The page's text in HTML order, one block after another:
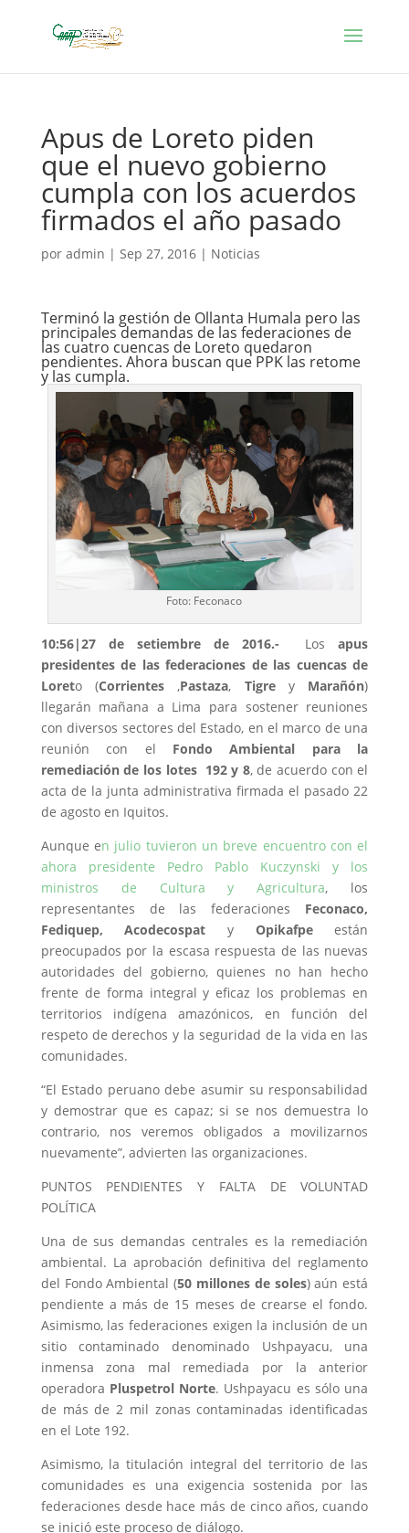
Apus de Loreto piden
que el nuevo gobierno
cumpla con los acuerdos
firmados el año pasado
por admin | Sep 27, 2016| Noticias
Terminó la gestión de Ollanta Humala pero las
principales demandas de las federaciones de
las cuatro cuencas de Loreto quedaron
pendientes. Ahora buscan que PPK las retome
y las cumpla.
Foto: Feconaco
10:56|27 de setiembre de 2016.- Losapus
presidentes de las federaciones de las cuencas de
Loreto (Corrientes ,Pastaza, Tigrey Marañón)
llegarán mañana a Lima para sostener reuniones
con diversos sectores del Estado, en el marco de una
reunión con el Fondo Ambiental para la
remediación de los lotes 192 y 8, de acuerdo con el
acta de la junta administrativa firmada el pasado 22
de agosto en Iquitos.
Aunque en julio tuvieron un breve encuentro con el
ahora presidente Pedro Pablo Kuczynski y los
ministros de Cultura y Agricultura, los
representantes de las federaciones Feconaco,
Fediquep, Acodecospat y Opikafpeestán
preocupados por la escasa respuesta de las nuevas
autoridades del gobierno, quienes no han hecho
frente de forma integral y eficaz los problemas en
territorios indígena amazónicos, en función del
respeto de derechos y la seguridad de la vida en las
comunidades.
“El Estado peruano debe asumir su responsabilidad
y demostrar que es capaz; si se nos demuestra lo
contrario, nos veremos obligados a movilizarnos
nuevamente”, advierten las organizaciones.
PUNTOS PENDIENTES Y FALTA DE VOLUNTAD
POLÍTICA
Una de sus demandas centrales es la remediación
ambiental. La aprobación definitiva del reglamento
del Fondo Ambiental (50 millones de soles) aún está
pendiente a más de 15 meses de crearse el fondo.
Asimismo, las federaciones exigen la inclusión de un
sitio contaminado denominado Ushpayacu, una
inmensa zona mal remediada por la anterior
operadora Pluspetrol Norte. Ushpayacu es sólo una
de más de 2 mil zonas contaminadas identificadas
en el Lote 192.
Asimismo, la titulación integral del territorio de las
comunidades es una exigencia sostenida por las
federaciones desde hace más de cinco años, cuando
se inició este proceso de diálogo.